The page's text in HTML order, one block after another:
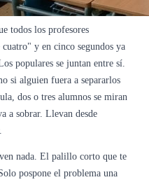
todos los profesores
y en cinco segundos ya
populares se juntan entre sí.
si alguien fuera a separarlos
dos o tres alumnos se miran
a sobrar. Llevan desde
nada. El palillo corto que te
pospone el problema una